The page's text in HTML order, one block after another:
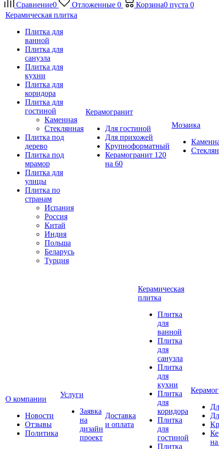
Сравнение0 Отложенные 0 Корзина0 пуста 0
Керамическая плитка
Плитка для
ванной
Плитка для
санузла
Плитка для
кухни
Плитка для
коридора
Плитка для
гостиной
Каменная
Стеклянная
Плитка под
дерево
Плитка под
мрамор
Плитка для
улицы
Плитка по
странам
Испания
Россия
Китай
Индия
Польша
Беларусь
Турция
Керамогранит
Для гостиной
Для прихожей
Крупноформатный
Керамогранит 120
на 60
Мозаика
О компании
Новости
Отзывы
Политика
Услуги
Заявка
на
дизайн
проект
Доставка
и оплата
Керамическая
плитка
Плитка
для
ванной
Плитка
для
санузла
Плитка
для
кухни
Плитка
для
коридора
Плитка
для
гостиной
Плитка